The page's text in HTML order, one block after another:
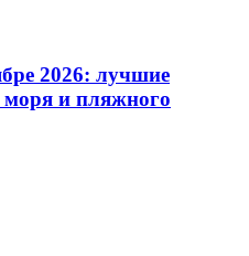
2026: лучшие
моря и пляжного